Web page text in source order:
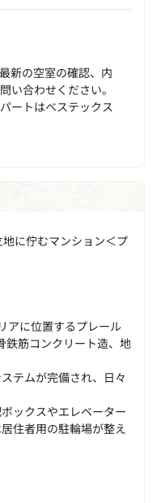
新の空室の確認、内
い合わせください。
ートはベステックス
に佇むマンション＜プ
アに位置するプレール
鉄筋コンクリート造、地
テムが完備され、日々
ックスやエレベーター
住者用の駐輪場が整え